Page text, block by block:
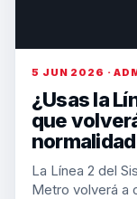
5 JUN 2026 ·
¿Usas la
que
La Línea 2 del
Metro volverá a